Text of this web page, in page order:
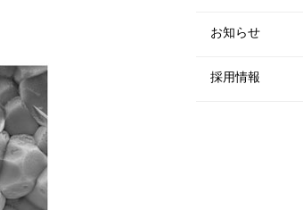
お知らせ
採用情報